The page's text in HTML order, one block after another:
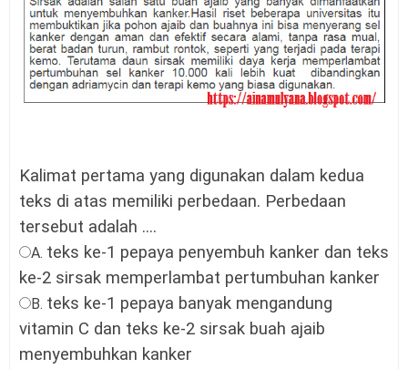
Kalimat pertama yang digunakan dalam kedua
teks di atas memiliki perbedaan. Perbedaan
tersebut adalah ....
A. teks ke-1 pepaya penyembuh kanker dan teks
ke-2 sirsak memperlambat pertumbuhan kanker
B. teks ke-1 pepaya banyak mengandung
vitamin C dan teks ke-2 sirsak buah ajaib
menyembuhkan kanker